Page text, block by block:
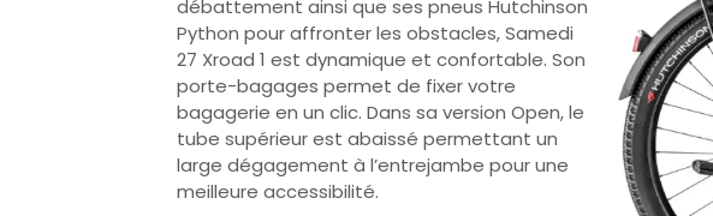
débattement ainsi que ses pneus Hutchinson
Python pour affronter les obstacles, Samedi
27 Xroad 1 est dynamique et confortable. Son
porte-bagages permet de fixer votre
bagagerie en un clic. Dans sa version Open, le
tube supérieur est abaissé permettant un
large dégagement à l’entrejambe pour une
meilleure accessibilité.